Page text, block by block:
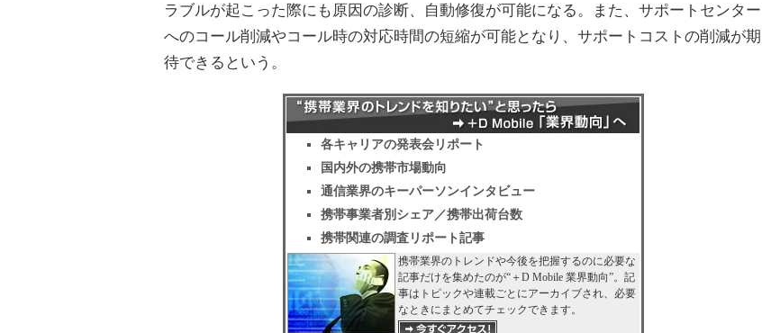
ラブルが起こった際にも原因の診断、自動修復が可能になる。また、サポートセンター
へのコール削減やコール時の対応時間の短縮が可能となり、サポートコストの削減が期
待できるという。
各キャリアの発表会リポート
国内外の携帯市場動向
通信業界のキーパーソンインタビュー
携帯事業者別シェア／携帯出荷台数
携帯関連の調査リポート記事
携帯業界のトレンドや今後を把握するのに必要な
記事だけを集めたのが“＋D Mobile 業界動向”。記
事はトピックや連載ごとにアーカイブされ、必要
なときにまとめてチェックできます。